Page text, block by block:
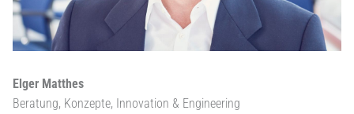
Elger Matthes
Beratung, Konzepte, Innovation & Engineering